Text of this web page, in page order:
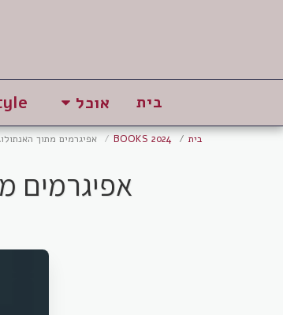
בית אוכל
בית BOOKS 2024 אפיגרמים מתוך
אפיגרמים